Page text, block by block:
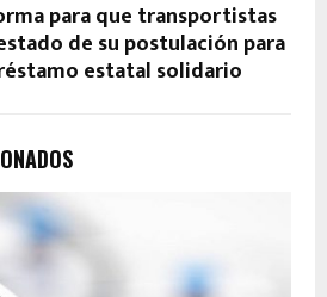
para que transportistas
de su postulación para
estatal solidario